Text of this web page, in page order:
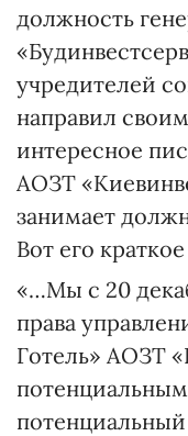
должность
учредителей
направил
интересное
АОЗТ
занимает
Вот его
«…Мы с 20
права
Готель» АОЗТ